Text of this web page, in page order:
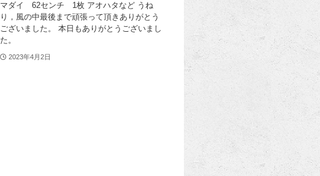
マダイ 62センチ 1枚 アオハタなど うね
り，風の中最後まで頑張って頂きありがとう
ございました。 本日もありがとうございまし
た。
2023年4月2日